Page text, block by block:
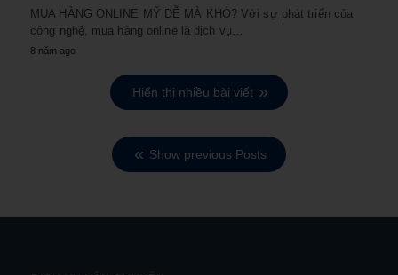
MUA HÀNG ONLINE MỸ DỄ MÀ KHÓ? Với sự phát triển của
công nghệ, mua hàng online là dịch vụ…
8 năm ago
Hiển thị nhiều bài viết
Show previous Posts